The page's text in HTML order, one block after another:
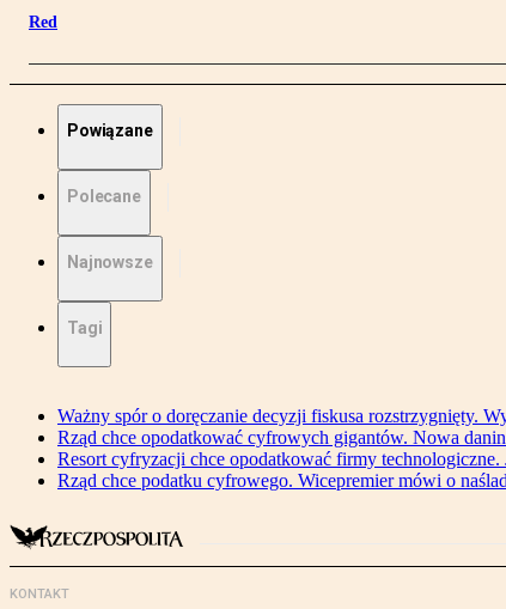
Red
Powiązane
Polecane
Najnowsze
Tagi
Ważny spór o doręczanie decyzji fiskusa rozstrzygnięty.
Rząd chce opodatkować cyfrowych gigantów. Nowa
Resort cyfryzacji chce opodatkować firmy technologiczne.
Rząd chce podatku cyfrowego. Wicepremier mówi o
KONTAKT